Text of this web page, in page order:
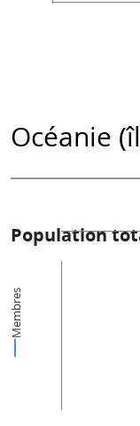
Océanie
Population
Membres